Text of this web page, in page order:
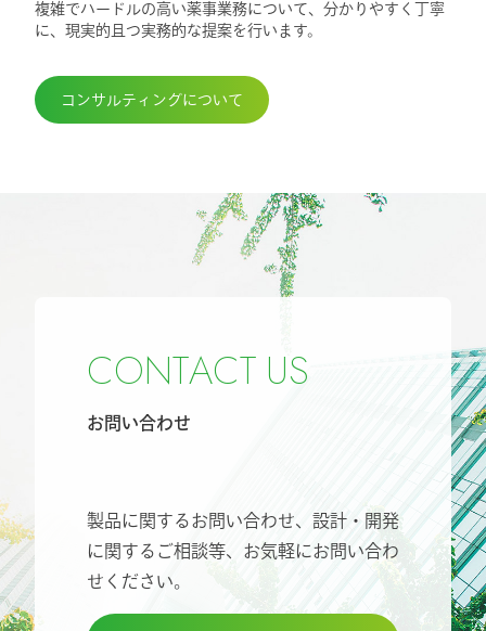
複雑でハードルの高い薬事業務について、分かりやすく丁寧
に、現実的且つ実務的な提案を行います。
コンサルティングについて
CONTACT US
お問い合わせ
製品に関するお問い合わせ、設計・開発
に関するご相談等、 お気軽にお問い合わ
せください。